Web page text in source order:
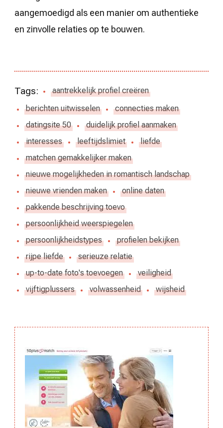
aangemoedigd als een manier om authentieke
en zinvolle relaties op te bouwen.
Tags:
aantrekkelijk profiel creëren
berichten uitwisselen
connecties maken
datingsite 50
duidelijk profiel aanmaken
interesses
leeftijdslimiet
liefde
matchen gemakkelijker maken
nieuwe mogelijkheden in romantisch landschap
nieuwe vrienden maken
online daten
pakkende beschrijving toevo
persoonlijkheid weerspiegelen
persoonlijkheidstypes
profielen bekijken
rijpe liefde
serieuze relatie
up-to-date foto's toevoegen
veiligheid
vijftigplussers
volwassenheid wijsheid
Berichtnavigatie